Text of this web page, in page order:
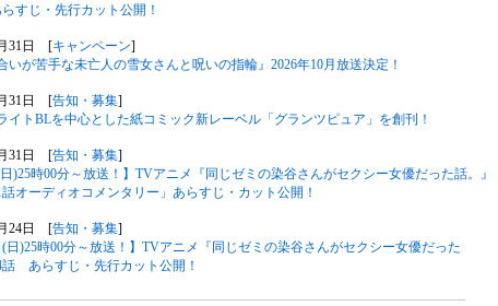
すじ・先行カット公開！
31日 [キャンペーン]
いが苦手な未亡人の雪女さんと呪いの指輪』2026年10月放送決定！
31日 [告知・募集]
イトBLを中心とした紙コミック新レーベル「グランツピュア」を創刊！
31日 [告知・募集]
日)25時00分～放送！】TVアニメ『同じゼミの染谷さんがセクシー女優だった話。』
オーディオコメンタリー」あらすじ・カット公開！
24日 [告知・募集]
(日)25時00分～放送！】TVアニメ『同じゼミの染谷さんがセクシー女優だった
話 あらすじ・先行カット公開！